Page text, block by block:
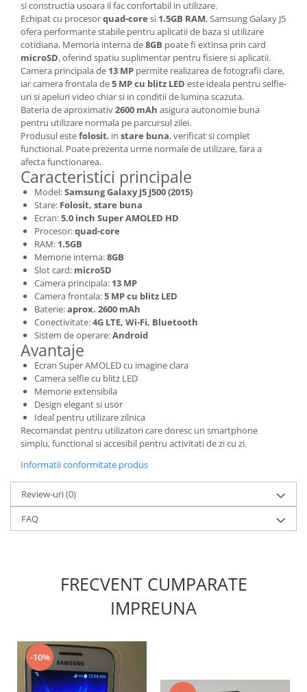
Lenovo
LG
Motorola
Nokia
Oppo
Samsung
Sony
Vodafone
Wiko
Xiaomi
ZTE
Mufa incarcare
Allview
Asus
Lenovo
Nokia
Samsung
Placi de baza
Placa de baza Allview
Alcatel
Apple
Asus
Huawei
LG
Nokia
Oppo
Samsung
Sony
Samsung
Vodafone
Xiaomi
si constructia usoara il fac confortabil in utilizare.
Echipat cu procesorquad-core si 1.5GB RAM, Samsung Galaxy J5
ofera performante stabile pentru aplicatii de baza si utilizare
cotidiana. Memoria interna de8GB poate fi extinsa prin card
microSD, oferind spatiu suplimentar pentru fisiere si aplicatii.
Camera principala de 13 MP permite realizarea de fotografii clare,
iar camera frontala de5 MP cu blitz LED este ideala pentru selfie-
uri si apeluri video chiar si in conditii de lumina scazuta.
Bateria de aproximativ2600 mAh asigura autonomie buna
pentru utilizare normala pe parcursul zilei.
Produsul estefolosit, in stare buna, verificat si complet
functional. Poate prezenta urme normale de utilizare, fara a
afecta functionarea.
Caracteristici principale
Model:Samsung Galaxy J5 J500 (2015)
Stare: Folosit, stare buna
Ecran:5.0 inch Super AMOLED HD
Procesor:quad-core
RAM: 1.5GB
Memorie interna:8GB
Slot card: microSD
Camera principala: 13 MP
Camera frontala:5 MP cu blitz LED
Baterie:aprox. 2600 mAh
Conectivitate:4G LTE, Wi-Fi, Bluetooth
Sistem de operare:Android
Avantaje
Ecran Super AMOLED cu imagine clara
Camera selfie cu blitz LED
Memorie extensibila
Design elegant si usor
Ideal pentru utilizare zilnica
Recomandat pentru utilizatori care doresc un smartphone
simplu, functional si accesibil pentru activitati de zi cu zi.
Informatii conformitate produs
Review-uri(0)
FAQ
FRECVENT CUMPARATE
IMPREUNA
-10%